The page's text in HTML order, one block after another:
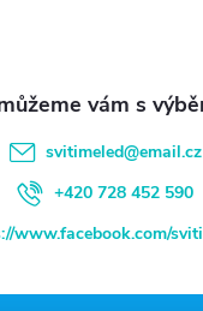
svitimeled@email.cz
+420 728 452 590
www.facebook.com/